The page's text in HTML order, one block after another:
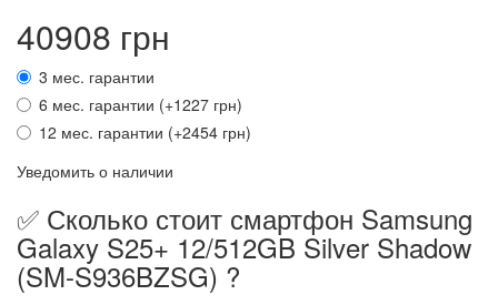
40908 грн
3 мес. гарантии
6 мес. гарантии (+1227 грн)
12 мес. гарантии (+2454 грн)
Уведомить о наличии
✅ Сколько стоит смартфон Samsung
Galaxy S25+ 12/512GB Silver Shadow
(SM-S936BZSG) ?